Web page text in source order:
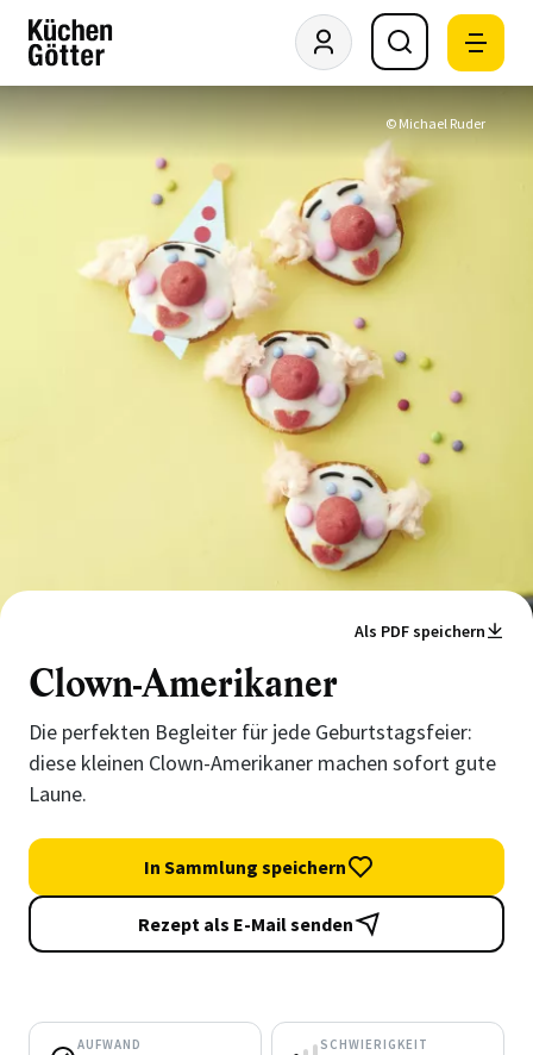
© Michael Ruder
Als PDF speichern
Clown-Amerikaner
Die perfekten Begleiter für jede Geburtstagsfeier:
diese kleinen Clown-Amerikaner machen sofort gute
Laune.
In Sammlung speichern
Rezept als E-Mail senden
AUFWAND SCHWIERIGKEIT